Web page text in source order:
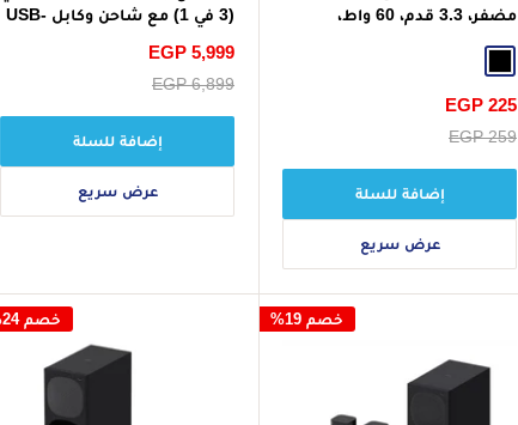
مضفر، 3.3 قدم، 60 واط،
سعر
EGP 225
سعر
EGP 259
إضافة للسلة
عرض سريع
(3 في 1) مع شاحن وكابل USB-
سعر
EGP 5,999
سعر
EGP 6,899
إضافة للسلة
عرض سريع
خصم 19% خصم 24%